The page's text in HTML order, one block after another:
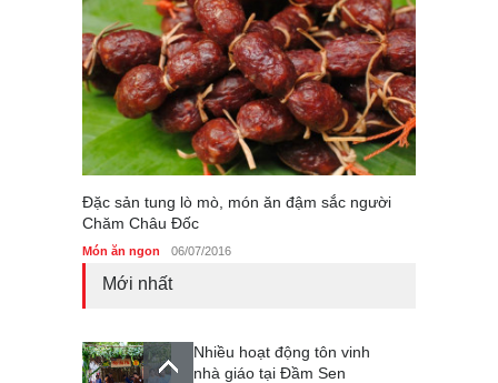
Đặc sản tung lò mò, món ăn đậm sắc người
Chăm Châu Đốc
Món ăn ngon 06/07/2016
Mới nhất
Nhiều hoạt động tôn vinh
nhà giáo tại Đầm Sen